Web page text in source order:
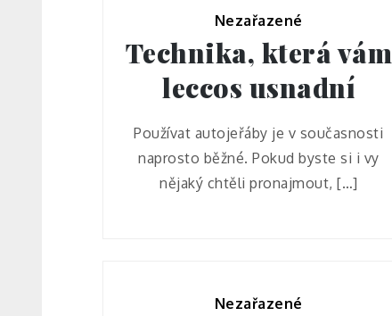
Nezařazené
Technika, která vám
leccos usnadní
Používat autojeřáby je v současnosti
naprosto běžné. Pokud byste si i vy
nějaký chtěli pronajmout, […]
Nezařazené